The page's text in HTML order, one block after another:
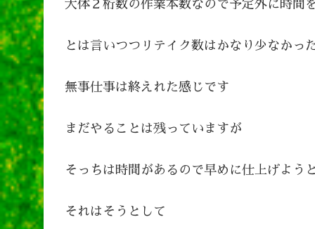
大体２桁数の作業本数なので予定外に時間
とは言いつつリテイク数はかなり少なかっ
無事仕事は終えれた感じです
まだやることは残っていますが
そっちは時間があるので早めに仕上げよう
それはそうとして